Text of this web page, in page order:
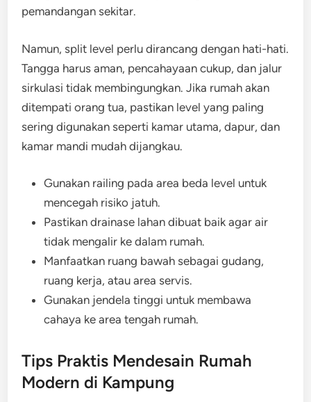
pemandangan sekitar.
Namun, split level perlu dirancang dengan hati-hati.
Tangga harus aman, pencahayaan cukup, dan jalur
sirkulasi tidak membingungkan. Jika rumah akan
ditempati orang tua, pastikan level yang paling
sering digunakan seperti kamar utama, dapur, dan
kamar mandi mudah dijangkau.
Gunakan railing pada area beda level untuk
mencegah risiko jatuh.
Pastikan drainase lahan dibuat baik agar air
tidak mengalir ke dalam rumah.
Manfaatkan ruang bawah sebagai gudang,
ruang kerja, atau area servis.
Gunakan jendela tinggi untuk membawa
cahaya ke area tengah rumah.
Tips Praktis Mendesain Rumah
Modern di Kampung